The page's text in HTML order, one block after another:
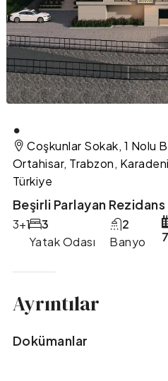
.
Coşkunlar Sokak, 1 Nolu
Ortahisar, Trabzon,
Türkiye
Beşirli Parlayan Rezidans
3+1
Yatak Odası
3
Banyo
2
Ayrıntılar
Dokümanlar